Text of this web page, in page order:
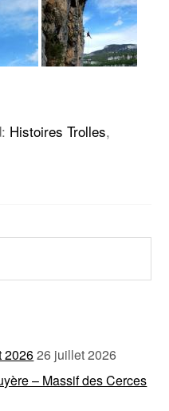
Histoires Trolles,
202626 juillet 2026
– Massif des Cerces